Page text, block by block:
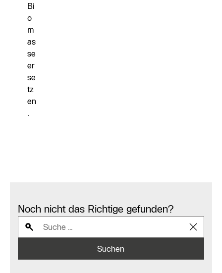
Bi
o
m
as
se
er
se
tz
en
.
Noch nicht das Richtige gefunden?
Suchen